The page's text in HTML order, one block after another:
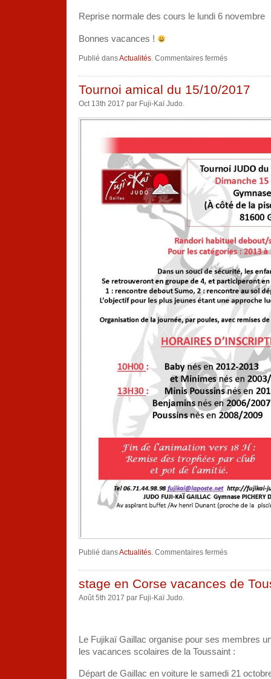
Reprise normale des cours le lundi 6 novembre
Bonnes vacances !
Publié dansActualités. Commentaires ferméssur
VACANCES
LA
Tournoi amical du 15/10/2017
Oct 13th 2017 par Fuji-Kaï Judo.
Publié dansActualités. Commentaires ferméssur
du
15/10/2017
stage en Corse vacances de
Août 5th 2017 par Fuji-Kaï Judo.
Le Fujikaï Gaillac organise pour ses membres
les vacances scolaires de la Toussaint :
Départ de Gaillac en voiture le samedi 21